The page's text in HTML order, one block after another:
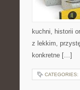
kuchni, historii
z lekkim,
konkretne […]
CATEGORIES: